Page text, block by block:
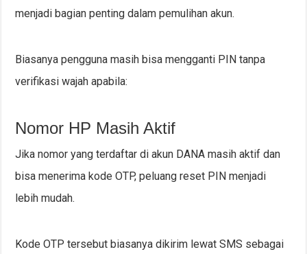
menjadi bagian penting dalam pemulihan akun.
Biasanya pengguna masih bisa mengganti PIN tanpa
verifikasi wajah apabila:
Nomor HP Masih Aktif
Jika nomor yang terdaftar di akun DANA masih aktif dan
bisa menerima kode OTP, peluang reset PIN menjadi
lebih mudah.
Kode OTP tersebut biasanya dikirim lewat SMS sebagai